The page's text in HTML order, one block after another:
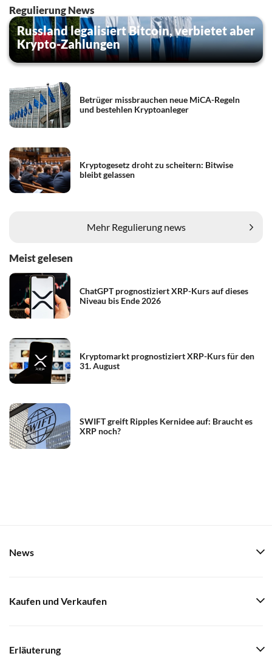
Regulierung News
Russland legalisiert Bitcoin, verbietet aber
Krypto-Zahlungen
Betrüger missbrauchen neue MiCA-Regeln
und bestehlen Kryptoanleger
Kryptogesetz droht zu scheitern: Bitwise
bleibt gelassen
Mehr Regulierung news
Meist gelesen
ChatGPT prognostiziert XRP-Kurs auf dieses
Niveau bis Ende 2026
Kryptomarkt prognostiziert XRP-Kurs für den
31. August
SWIFT greift Ripples Kernidee auf: Braucht es
XRP noch?
News
Kaufen und Verkaufen
Erläuterung